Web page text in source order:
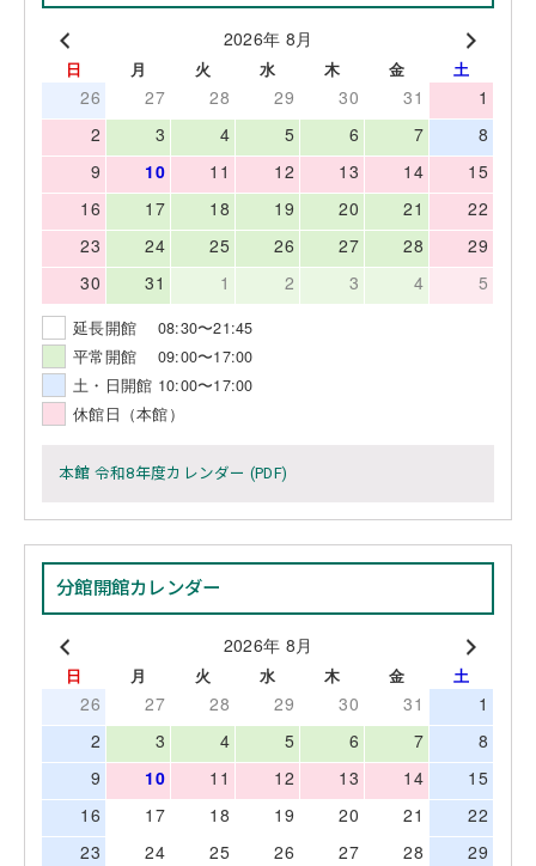
2026年 8月
日 月 火 水 木 金 土
26 27 28 29 30 31
1
2
3 4 5 6 7
8
9
10 11 12 13 14
15
16
17 18 19 20 21
22
23
24 25 26 27 28
29
30
31 1 2 3 4 5
延長開館 08:30〜21:45
平常開館 09:00〜17:00
土・日開館 10:00〜17:00
休館日（本館）
本館 令和8年度カレンダー (PDF)
分館開館カレンダー
2026年 8月
日 月 火 水 木 金 土
26 27 28 29 30 31
1
2
3 4 5 6 7
8
9
10 11 12 13 14
15
16
17 18 19 20 21
22
23
24 25 26 27 28
29